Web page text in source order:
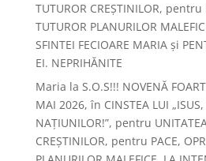
TUTUROR CREȘTINILOR, pentru
TUTUROR PLANURILOR
SFINTEI FECIOARE MARIA și
EI. NEPRIHĂNITE
Maria la S.O.S!!! NOVENĂ
MAI 2026, în CINSTEA LUI „ISUS,
NAȚIUNILOR!”, pentru
CREȘTINILOR, pentru PACE,